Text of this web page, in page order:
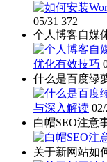
05/31 372
个人博客自媒
优化有效技巧
什么是百度绿
与深入解读
白帽SEO注意
关于新网站如